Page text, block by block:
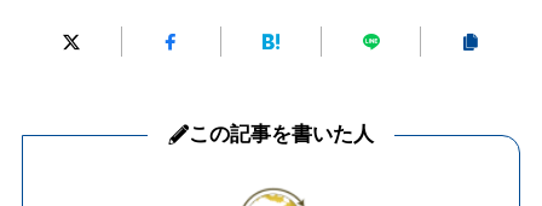
この記事を書いた人